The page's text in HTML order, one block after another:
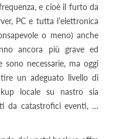
e cioè il furto da
PC e tutta l’elettronica
o meno) anche
ancora più grave ed
necessarie, ma oggi
un adeguato livello di
locale su nastro sia
da catastrofici eventi, …